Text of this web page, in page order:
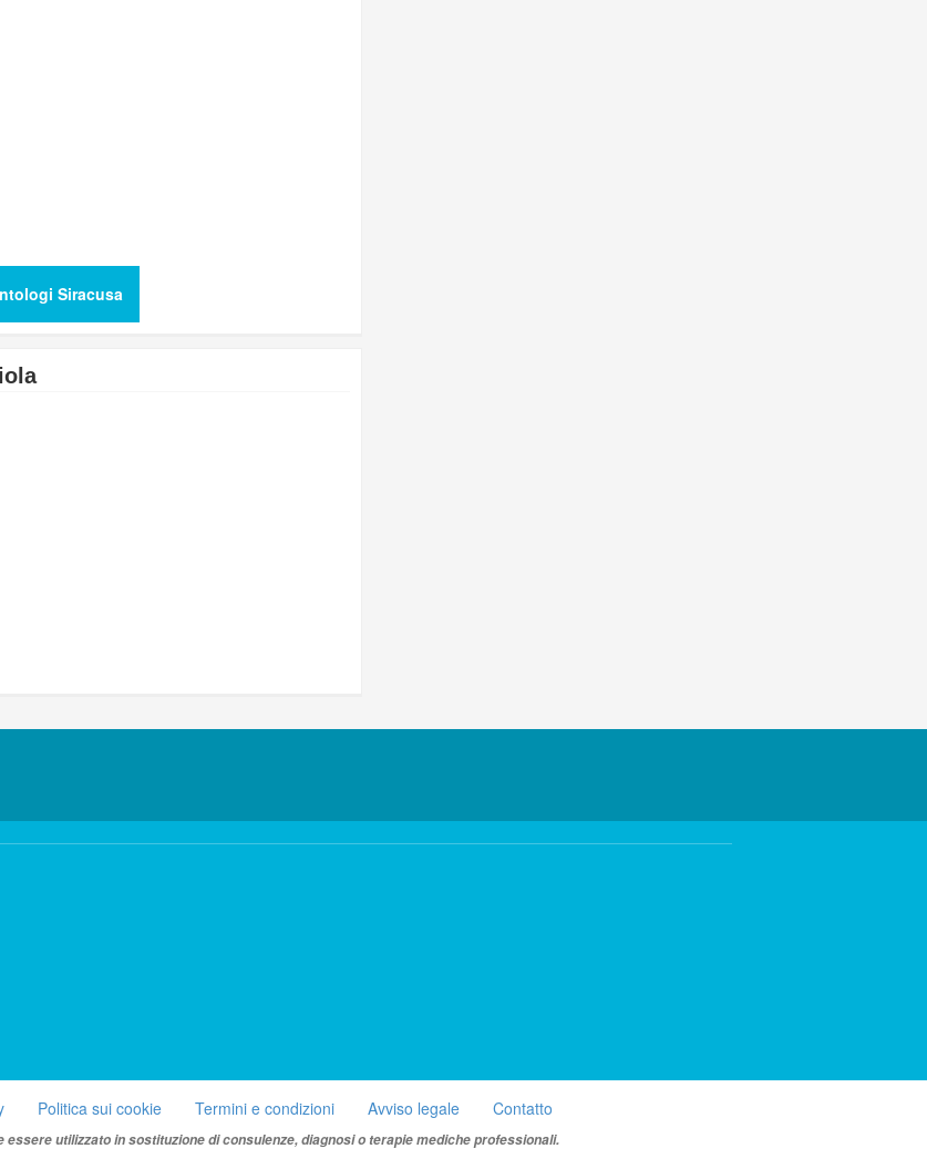
Siracusa
Politica sui cookie Termini e condizioni Avviso legale Contatto
essere utilizzato in sostituzione di consulenze, diagnosi o terapie mediche professionali.